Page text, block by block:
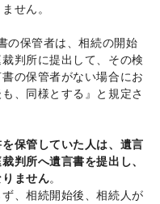
せん。
の保管者は、相続の開始
判所に提出して、その検
の保管者がない場合にお
、同様とする』と規定さ
保管していた人は、遺言
判所へ遺言書を提出し、
ません。
、相続開始後、相続人が